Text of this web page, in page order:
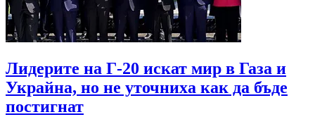
Лидерите на Г-20 искат мир в Газа и
Украйна, но не уточниха как да бъде
постигнат